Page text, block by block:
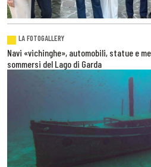
LA FOTOGALLERY
Navi «vichinghe», automobili, statue e
sommersi del Lago di Garda